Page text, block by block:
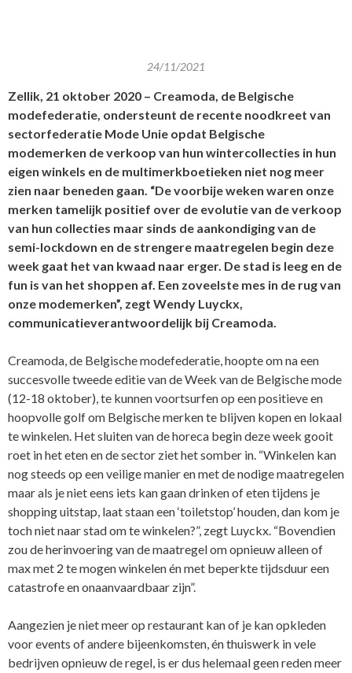
24/11/2021
Zellik, 21 oktober 2020 – Creamoda, de Belgische
modefederatie, ondersteunt de recente noodkreet van
sectorfederatie Mode Unie opdat Belgische
modemerken de verkoop van hun wintercollecties in hun
eigen winkels en de multimerkboetieken niet nog meer
zien naar beneden gaan. “De voorbije weken waren onze
merken tamelijk positief over de evolutie van de verkoop
van hun collecties maar sinds de aankondiging van de
semi-lockdown en de strengere maatregelen begin deze
week gaat het van kwaad naar erger. De stad is leeg en de
fun is van het shoppen af. Een zoveelste mes in de rug van
onze modemerken”, zegt Wendy Luyckx,
communicatieverantwoordelijk bij Creamoda.
Creamoda, de Belgische modefederatie, hoopte om na een
succesvolle tweede editie van de Week van de Belgische mode
(12-18 oktober), te kunnen voortsurfen op een positieve en
hoopvolle golf om Belgische merken te blijven kopen en lokaal
te winkelen. Het sluiten van de horeca begin deze week gooit
roet in het eten en de sector ziet het somber in. “Winkelen kan
nog steeds op een veilige manier en met de nodige maatregelen
maar als je niet eens iets kan gaan drinken of eten tijdens je
shopping uitstap, laat staan een ‘toiletstop’ houden, dan kom je
toch niet naar stad om te winkelen?”, zegt Luyckx. “Bovendien
zou de herinvoering van de maatregel om opnieuw alleen of
max met 2 te mogen winkelen én met beperkte tijdsduur een
catastrofe en onaanvaardbaar zijn”.
Aangezien je niet meer op restaurant kan of je kan opkleden
voor events of andere bijeenkomsten, én thuiswerk in vele
bedrijven opnieuw de regel, is er dus helemaal geen reden meer